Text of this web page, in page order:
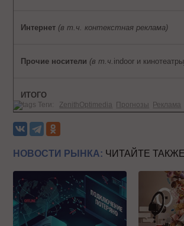
Интернет (в т.ч. контекстная реклама)
Прочие носители (в т.ч. indoor и кинотеатры
ИТОГО
Теги: ZenithOptimedia Прогнозы Реклама
НОВОСТИ РЫНКА: ЧИТАЙТЕ ТАКЖЕ